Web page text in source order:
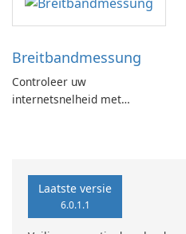
Breitbandmessung
Controleer uw
internetsnelheid met
Laatste versie
6.0.1.1